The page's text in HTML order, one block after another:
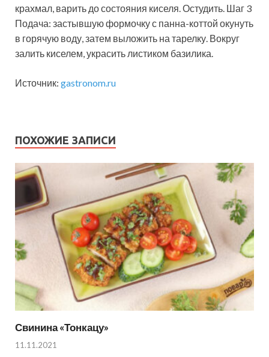
крахмал, варить до состояния киселя. Остудить. Шаг 3
Подача: застывшую формочку с панна-коттой окунуть
в горячую воду, затем выложить на тарелку. Вокруг
залить киселем, украсить листиком базилика.
Источник: gastronom.ru
ПОХОЖИЕ ЗАПИСИ
Свинина «Тонкацу»
11.11.2021